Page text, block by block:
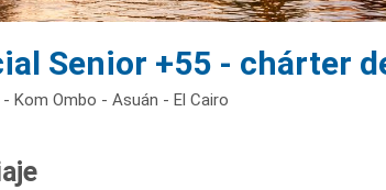
Senior +55 - chárter
Kom Ombo - Asuán - El Cairo